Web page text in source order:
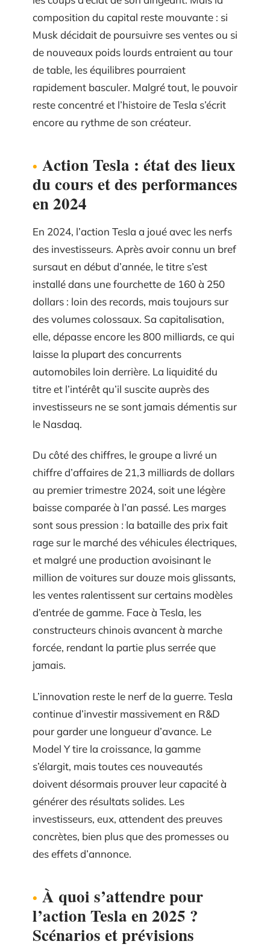
composition du capital reste mouvante : si
Musk décidait de poursuivre ses ventes ou si
de nouveaux poids lourds entraient au tour
de table, les équilibres pourraient
rapidement basculer. Malgré tout, le pouvoir
reste concentré et l’histoire de Tesla s’écrit
encore au rythme de son créateur.
Action Tesla : état des lieux
du cours et des performances
en 2024
En 2024, l’action Tesla a joué avec les nerfs
des investisseurs. Après avoir connu un bref
sursaut en début d’année, le titre s’est
installé dans une fourchette de 160 à 250
dollars : loin des records, mais toujours sur
des volumes colossaux. Sa capitalisation,
elle, dépasse encore les 800 milliards, ce qui
laisse la plupart des concurrents
automobiles loin derrière. La liquidité du
titre et l’intérêt qu’il suscite auprès des
investisseurs ne se sont jamais démentis sur
le Nasdaq.
Du côté des chiffres, le groupe a livré un
chiffre d’affaires de 21,3 milliards de dollars
au premier trimestre 2024, soit une légère
baisse comparée à l’an passé. Les marges
sont sous pression : la bataille des prix fait
rage sur le marché des véhicules électriques,
et malgré une production avoisinant le
million de voitures sur douze mois glissants,
les ventes ralentissent sur certains modèles
d’entrée de gamme. Face à Tesla, les
constructeurs chinois avancent à marche
forcée, rendant la partie plus serrée que
jamais.
L’innovation reste le nerf de la guerre. Tesla
continue d’investir massivement en R&D
pour garder une longueur d’avance. Le
Model Y tire la croissance, la gamme
s’élargit, mais toutes ces nouveautés
doivent désormais prouver leur capacité à
générer des résultats solides. Les
investisseurs, eux, attendent des preuves
concrètes, bien plus que des promesses ou
des effets d’annonce.
À quoi s’attendre pour
l’action Tesla en 2025 ?
Scénarios et prévisions